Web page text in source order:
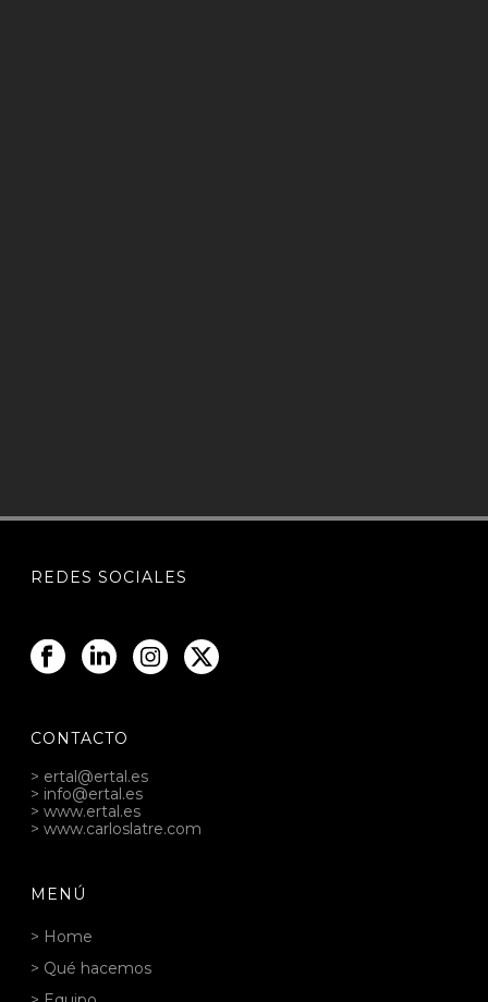
REDES SOCIALES
CONTACTO
> ertal@ertal.es
> info@ertal.es
> www.ertal.es
> www.carloslatre.com
MENÚ
> Home
> Qué hacemos